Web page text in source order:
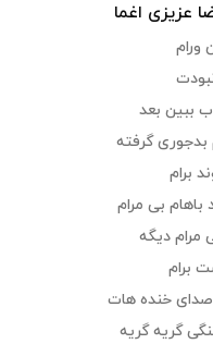
عزیزی اغما
ورام
ببین بعد
بدجوری گرفته
برام
بی مرام
دیگه
برام
خنده هات
گریه گریه